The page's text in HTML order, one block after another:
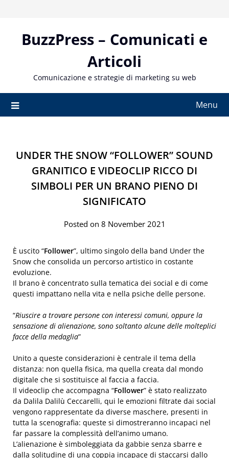
contentBuzzPress – Comunicati e
Articoli
Comunicazione e strategie di marketing su web
Menu
UNDER THE SNOW “FOLLOWER” SOUND
GRANITICO E VIDEOCLIP RICCO DI
SIMBOLI PER UN BRANO PIENO DI
SIGNIFICATO
Posted on 8 November 2021
È uscito “Follower”, ultimo singolo della band Under the
Snow che consolida un percorso artistico in costante
evoluzione.
Il brano è concentrato sulla tematica dei social e di come
questi impattano nella vita e nella psiche delle persone.
“Riuscire a trovare persone con interessi comuni, oppure la
sensazione di alienazione, sono soltanto alcune delle molteplici
facce della medaglia”
Unito a queste considerazioni è centrale il tema della
distanza: non quella fisica, ma quella creata dal mondo
digitale che si sostituisce al faccia a faccia.
Il videoclip che accompagna “Follower” è stato realizzato
da Dalila Dalilù Ceccarelli, qui le emozioni filtrate dai social
vengono rappresentate da diverse maschere, presenti in
tutta la scenografia: queste si dimostreranno incapaci nel
far passare la complessità dell’animo umano.
L’alienazione è simboleggiata da gabbie senza sbarre e
dalla solitudine di una coppia incapace di staccarsi dallo